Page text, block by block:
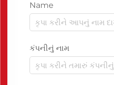
Name
કંપનીનું નામ